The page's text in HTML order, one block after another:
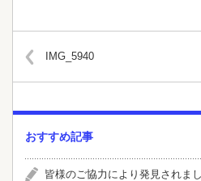
IMG_5940
おすすめ記事
皆様のご協力により発見され